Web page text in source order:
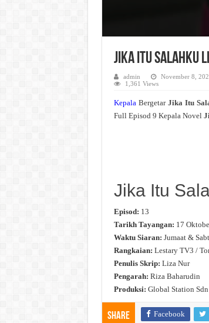
Jika Itu Salahku
admin November 8,
1,361 Views
KepalaBergetar Jika Itu
Full Episod 9 Kepala Novel
Jika Itu
Episod: 13
Tarikh Tayangan: 17
Waktu Siaran: Jumaat &
Rangkaian: Lestary TV3 /
Penulis Skrip: Liza Nur
Pengarah: Riza Baharudin
Produksi: Global Station
Share Facebook